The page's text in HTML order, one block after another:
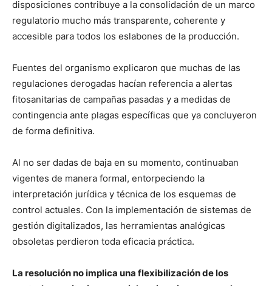
disposiciones contribuye a la consolidación de un marco
regulatorio mucho más transparente, coherente y
accesible para todos los eslabones de la producción.
Fuentes del organismo explicaron que muchas de las
regulaciones derogadas hacían referencia a alertas
fitosanitarias de campañas pasadas y a medidas de
contingencia ante plagas específicas que ya concluyeron
de forma definitiva.
Al no ser dadas de baja en su momento, continuaban
vigentes de manera formal, entorpeciendo la
interpretación jurídica y técnica de los esquemas de
control actuales. Con la implementación de sistemas de
gestión digitalizados, las herramientas analógicas
obsoletas perdieron toda eficacia práctica.
La resolución no implica una flexibilización de los